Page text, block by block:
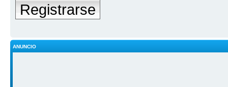
Registrarse
ANUNCIO